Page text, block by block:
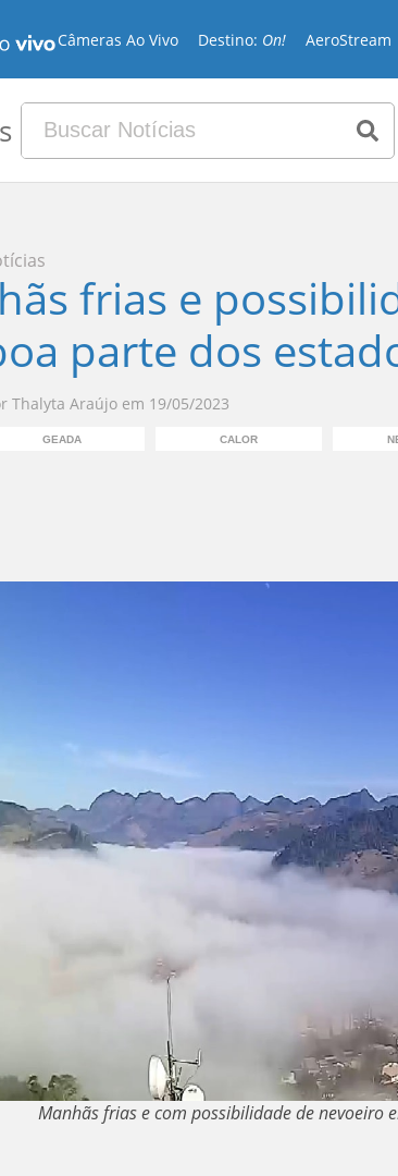
Câmeras Ao Vivo Destino: On! AeroStream
frias e
parte dos
Thalyta Araújo em 19/05/2023
GEADA CALOR
Manhãs frias e com possibilidade de nevoeiro